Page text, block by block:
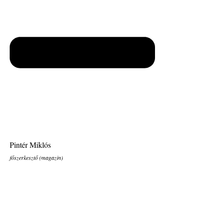
Pintér Miklós
főszerkesztő (magazin)